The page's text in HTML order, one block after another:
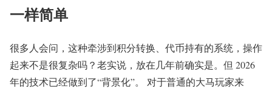
一样简单
很多人会问，这种牵涉到积分转换、代币持有的系统，操作
起来不是很复杂吗？老实说，放在几年前确实是。但 2026
年的技术已经做到了“背景化”。 对于普通的大马玩家来